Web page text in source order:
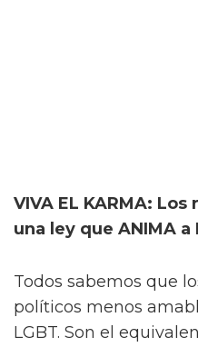
VIVA EL KARMA:
una ley que ANIMA a
Todos sabemos que
políticos menos
LGBT. Son el